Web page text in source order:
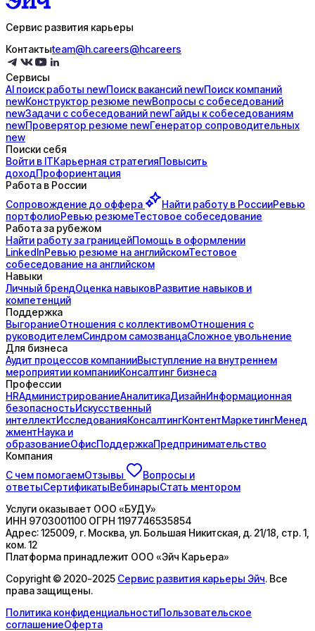
Сервис развития карьеры
Контактыteam@h.careers@hcareers
Сервисы
AI поискработы newПоисквакансий newПоисккомпаний
newКонструктор резюме newВопросы с собеседований
newЗадачи с собеседований newГайды ксобеседованиям
newПроверятор резюме newГенератор сопроводительных
new
Поиски себя
Войти в ITКарьерная стратегияПовысить
доходПрофориентация
Работа в России
Сопровождение до оффера Найти работу в РоссииРевью
портфолиоРевью резюмеТестовое собеседование
Работа за рубежом
Найти работу за границейПомощь в оформлении
LinkedInРевью резюме на английскомТестовое
собеседование на английском
Навыки
Личный брендОценка навыковРазвитие навыков и
компетенций
Поддержка
ВыгораниеОтношения с коллективомОтношения с
руководителемСиндром самозванцаСложное увольнение
Для бизнеса
Аудит процессов компанииВыступление на внутреннем
мероприятии компанииКонсалтинг бизнеса
Профессии
HRАдминистрированиеАналитикаДизайнИнформационная
безопасностьИскусственный
интеллектИсследованияКонсалтингКонтентМаркетингМенед
жментНаука и
образованиеОфисПоддержкаПредпринимательство
Компания
С чем помогаемОтзывы
Вопросы и
ответыСертификатыВебинарыСтать ментором
Услуги оказывает ООО «БУДУ»
ИНН 9703001100 ОГРН 1197746535854
Адрес:125009, г. Москва, ул. Большая Никитская, д. 21/18, стр. 1,
ком. 12
Платформа принадлежит ООО «Эйч Карьера»
Copyright © 2020-2025 Сервис развития карьеры Эйч. Все
права защищены.
Политика конфиденциальностиПользовательское
соглашениеОферта